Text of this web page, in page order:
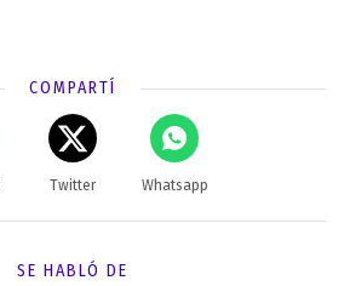
COMPARTÍ
Twitter Whatsapp
SE HABLÓ DE